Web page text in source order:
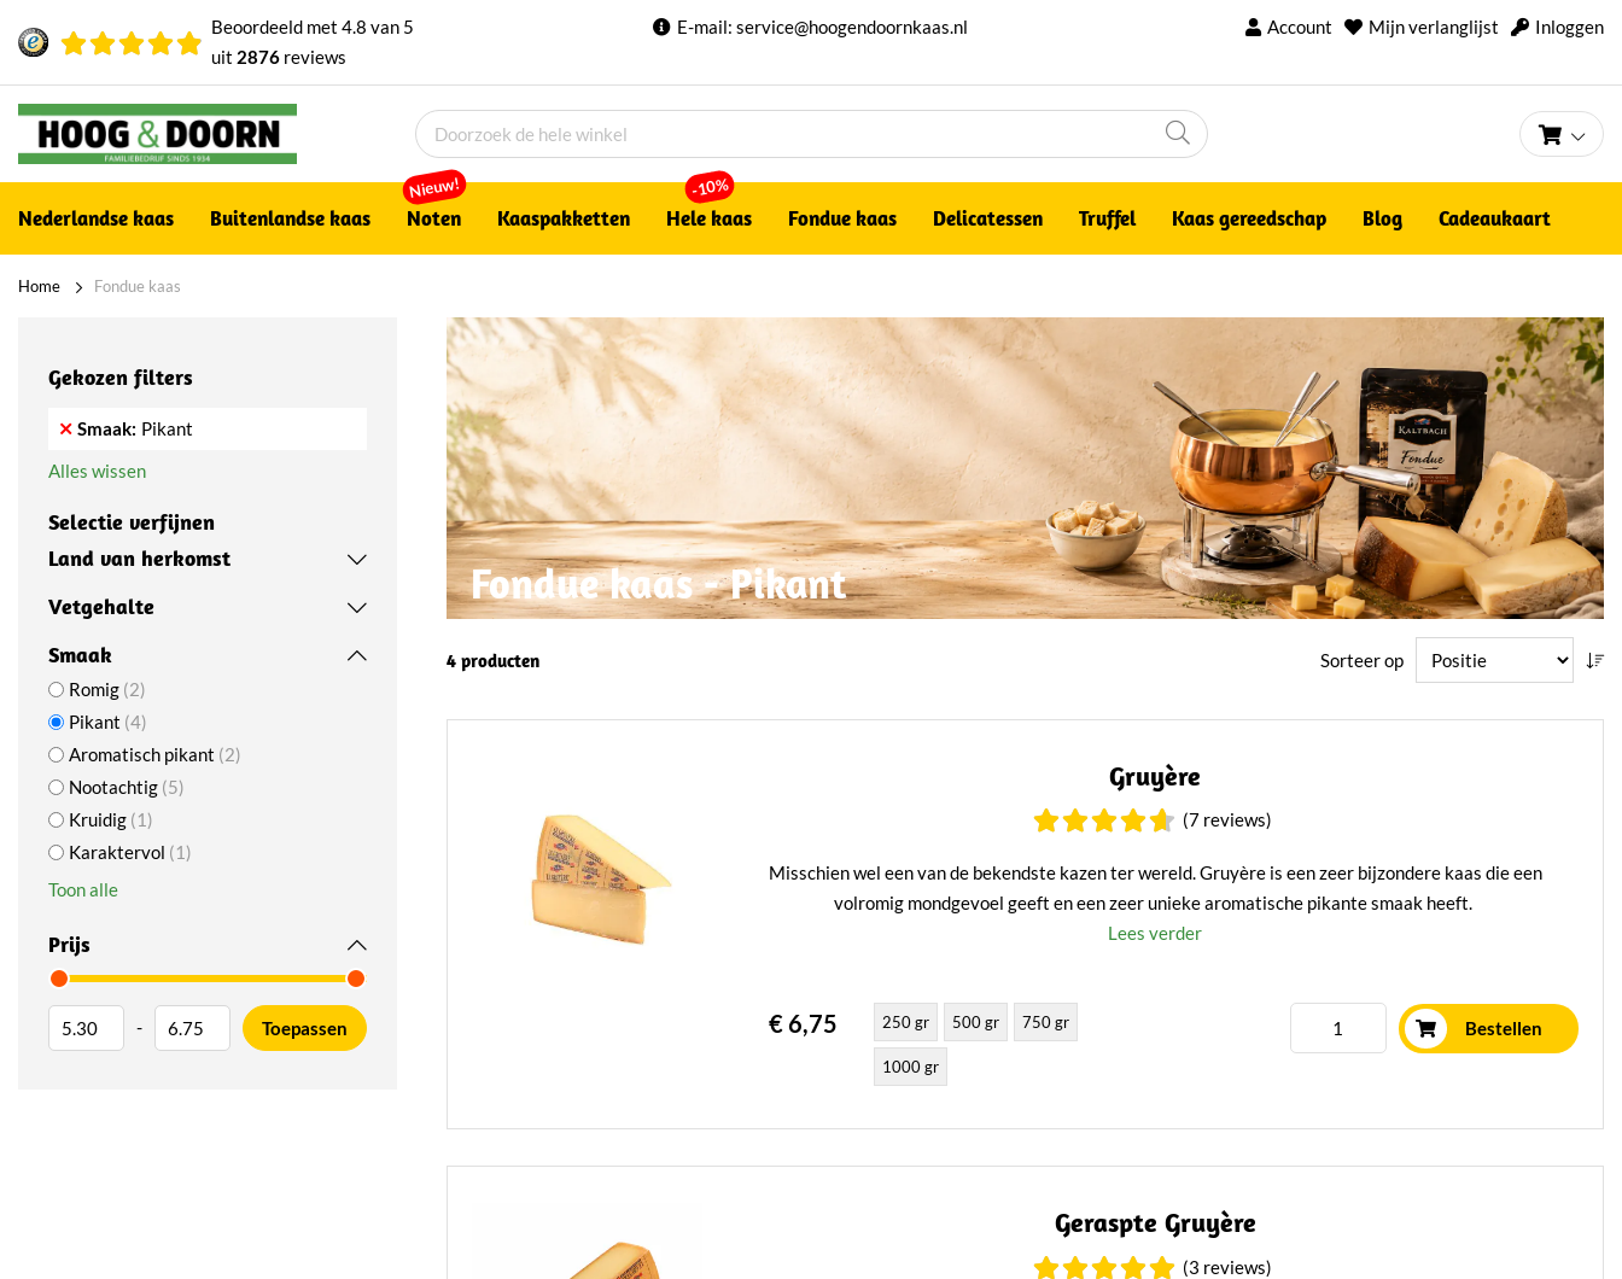
Beoordeeld met 4.8 van 5
uit 2876reviews
E-mail:service@hoogendoornkaas.nl Account Mijn verlanglijst Inloggen
Nederlandse kaas Buitenlandse kaas Noten
Nieuw!
Kaaspakketten Hele kaas
-10%
Fondue kaas Delicatessen Truffel Kaas gereedschap Blog Cadeaukaart
Home Fondue kaas
Fondue kaas - Pikant
Sorteer op
4 producten
Gruyère
(7 reviews)
Misschien wel een van de bekendste kazen ter wereld. Gruyère is een zeer bijzondere kaas die een
volromig mondgevoel geeft en een zeer unieke aromatische pikante smaak heeft.
Lees verder
€ 6,75 250 gr 500 gr 750 gr
1000 gr
Bestellen
Geraspte Gruyère
(3 reviews)
Gekozen filters
Smaak Pikant
Alles wissen
Selectie verfijnen
Land van herkomst
Vetgehalte
Smaak
Romig 2
Pikant 4
Aromatisch pikant 2
Nootachtig 5
Kruidig 1
Karaktervol
1
Toon alle
Prijs
- Toepassen